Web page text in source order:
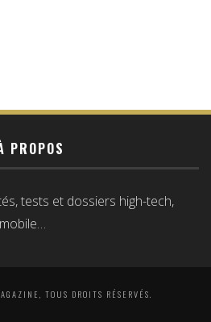
PROPOS
tests et dossiers high-tech,
TOUS DROITS RÉSERVÉS.